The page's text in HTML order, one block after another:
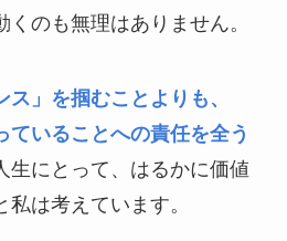
のも無理はありません。
ス」を掴むことよりも、
ていることへの責任を全う
生にとって、はるかに価値
は考えています。